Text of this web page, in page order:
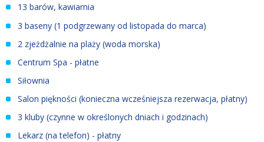
13 barów, kawiarnia
3 baseny (1 podgrzewany od listopada do marca)
2 zjeżdżalnie na plaży (woda morska)
Centrum Spa - płatne
Siłownia
Salon piękności (konieczna wcześniejsza rezerwacja, płatny)
3 kluby (czynne w określonych dniach i godzinach)
Lekarz (na telefon) - płatny